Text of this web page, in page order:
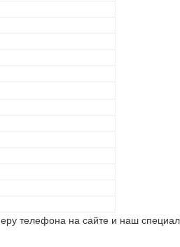
телефона на сайте и наш